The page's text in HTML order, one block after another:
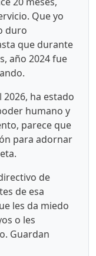
Que yo
duro
que durante
año 2024 fue
2026, ha estado
humano y
parece que
para adornar
de
de esa
les da miedo
o les
Guardan